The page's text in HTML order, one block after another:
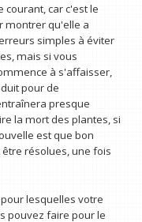
courant, car c'est le
montrer qu'elle a
simples à éviter
mais si vous
à s'affaisser,
pour de
presque
la mort des plantes, si
est que bon
résolues, une fois
lesquelles votre
pouvez faire pour le